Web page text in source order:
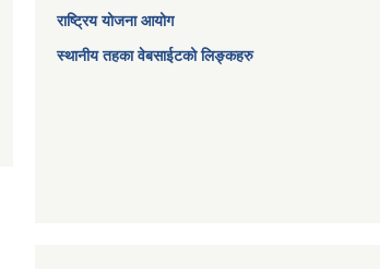
राष्ट्रिय योजना आयोग
स्थानीय तहका वेबसाईटको लिङ्कहरु